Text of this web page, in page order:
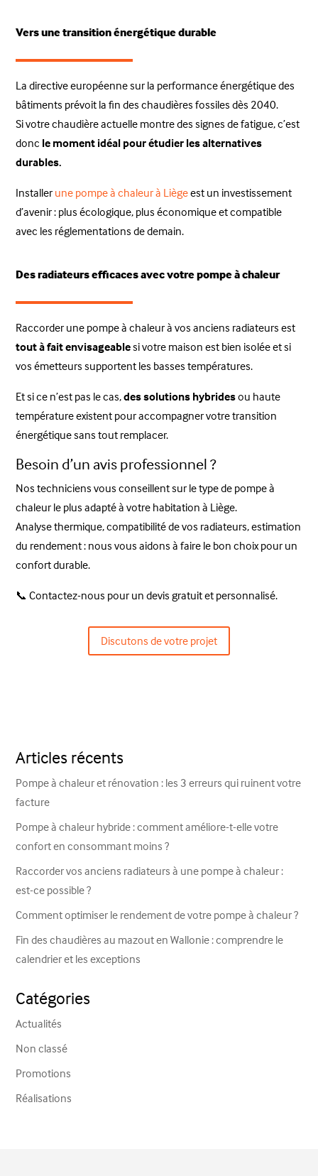
Vers une transition énergétique durable
La directive européenne sur la performance énergétique des
bâtiments prévoit la fin des chaudières fossiles dès 2040.
Si votre chaudière actuelle montre des signes de fatigue, c’est
donc le moment idéal pour étudier les alternatives
durables.
Installer une pompe à chaleur à Liègeest un investissement
d’avenir : plus écologique, plus économique et compatible
avec les réglementations de demain.
Des radiateurs efficaces avec votre pompe à chaleur
Raccorder une pompe à chaleur à vos anciens radiateurs est
tout à fait envisageablesi votre maison est bien isolée et si
vos émetteurs supportent les basses températures.
Et si ce n’est pas le cas,des solutions hybridesou haute
température existent pour accompagner votre transition
énergétique sans tout remplacer.
Besoin d’un avis professionnel ?
Nos techniciens vous conseillent sur le type de pompe à
chaleur le plus adapté à votre habitation à Liège.
Analyse thermique, compatibilité de vos radiateurs, estimation
du rendement : nous vous aidons à faire le bon choix pour un
confort durable.
📞 Contactez-nous pour un devis gratuit et personnalisé.
Discutons de votre projet
Articles récents
Pompe à chaleur et rénovation : les 3 erreurs qui ruinent votre
facture
Pompe à chaleur hybride : comment améliore-t-elle votre
confort en consommant moins ?
Raccorder vos anciens radiateurs à une pompe à chaleur :
est-ce possible ?
Comment optimiser le rendement de votre pompe à chaleur ?
Fin des chaudières au mazout en Wallonie : comprendre le
calendrier et les exceptions
Catégories
Actualités
Non classé
Promotions
Réalisations